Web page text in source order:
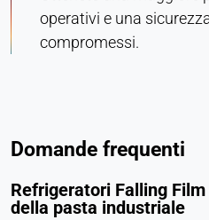
operativi e una
compromessi.
Domande frequenti
Refrigeratori Falling
della pasta industriale